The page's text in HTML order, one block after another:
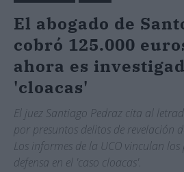
El abogado de
cobró 125.000
ahora es
'cloacas'
El juez Santiago Pedraz cita al
por presuntos delitos de revelación
Los informes de la UCO vinculan los
defensa en el 'caso cloacas'.